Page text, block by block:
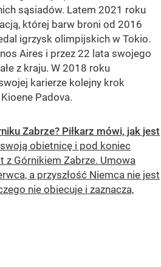
sąsiadów. Latem 2021 roku
której barw broni od 2016
igrzysk olimpijskich w Tokio.
Aires i przez 22 lata swojego
z kraju. W 2018 roku
karierze kolejny krok
Padova.
Zabrze? Piłkarz mówi, jak jest
obietnicę i pod koniec
z Górnikiem Zabrze. Umowa
a przyszłość Niemca nie jest
nie obiecuje i zaznacza,